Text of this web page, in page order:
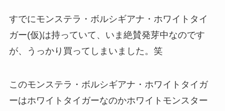
すでにモンステラ・ボルシギアナ・ホワイトタイ
ガー(仮)は持っていて、いま絶賛発芽中なのです
が、うっかり買ってしまいました。笑
このモンステラ・ボルシギアナ・ホワイトタイガ
ーはホワイトタイガーなのかホワイトモンスター